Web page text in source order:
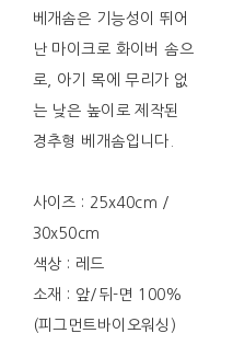
베개솜은 기능성이 뛰어
난 마이크로 화이버 솜으
로, 아기 목에 무리가 없
는 낮은 높이로 제작된
경추형 베개솜입니다.
사이즈 : 25x40cm /
30x50cm
색상 : 레드
소재 : 앞/뒤-면 100%
(피그먼트바이오워싱)